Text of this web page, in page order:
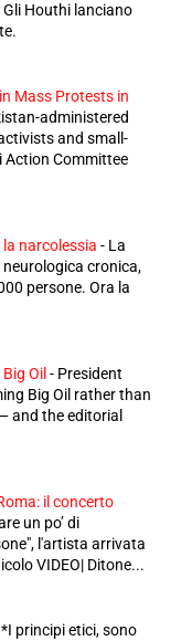
Gli Houthi lanciano
Mass Protests in
administered
and small-
Action Committee
narcolessia - La
cronica,
persone. Ora la
Oil - President
Big Oil rather than
and the editorial
il concerto
un po’ di
l'artista arrivata
VIDEO| Ditone...
principi etici, sono